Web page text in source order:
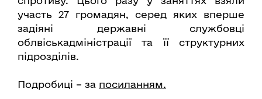
участь 27 громадян, серед яких вперше
задіяні державні службовці
облвіськадміністрації та її структурних
підрозділів.
Подробиці – за посиланням.